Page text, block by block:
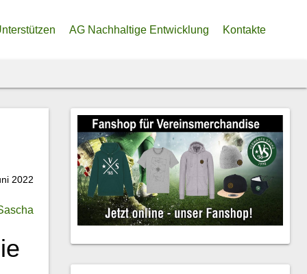
Beitrag zur Trainier:innen-Finanzierung
AG Nachhaltige Entwicklung Kontakte
2022